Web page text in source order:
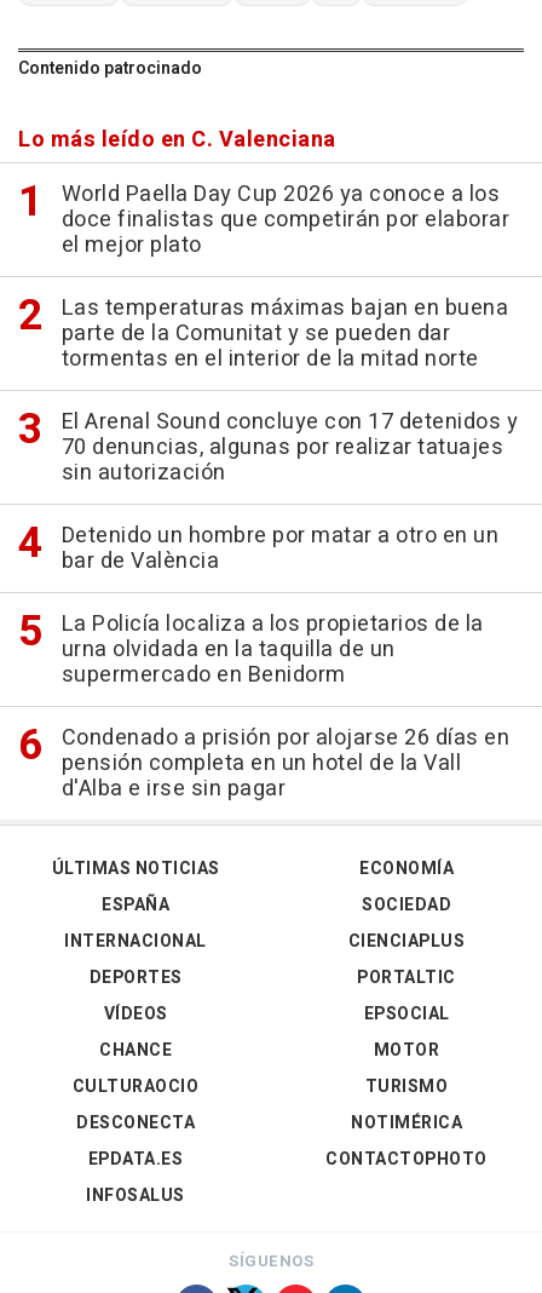
Contenido patrocinado
Lo más leído en C. Valenciana
World Paella Day Cup 2026 ya conoce a los
doce finalistas que competirán por elaborar
el mejor plato
Las temperaturas máximas bajan en buena
parte de la Comunitat y se pueden dar
tormentas en el interior de la mitad norte
El Arenal Sound concluye con 17 detenidos y
70 denuncias, algunas por realizar tatuajes
sin autorización
Detenido un hombre por matar a otro en un
bar de València
La Policía localiza a los propietarios de la
urna olvidada en la taquilla de un
supermercado en Benidorm
Condenado a prisión por alojarse 26 días en
pensión completa en un hotel de la Vall
d'Alba e irse sin pagar
ÚLTIMAS NOTICIAS
ESPAÑA
INTERNACIONAL
DEPORTES
VÍDEOS
ECONOMÍA
SOCIEDAD
CIENCIAPLUS
PORTALTIC
EPSOCIAL
CHANCE
CULTURAOCIO
DESCONECTA
EPDATA.ES
INFOSALUS
MOTOR
TURISMO
NOTIMÉRICA
CONTACTOPHOTO
SÍGUENOS